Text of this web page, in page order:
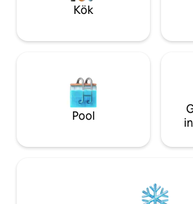
Kök
Pool